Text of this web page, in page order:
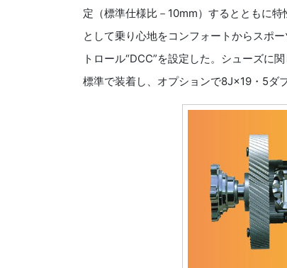
定（標準仕様比－10mm）するとともに
として乗り心地をコンフォートからスポ
トロール“DCC”を設定した。シューズに
標準で装着し、オプションで8J×19・5ダ